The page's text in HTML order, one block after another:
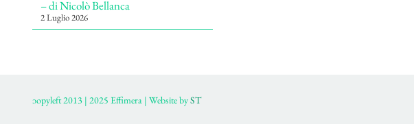
– di Nicolò Bellanca
2 Luglio 2026
ɔopyleft 2013 | 2025 Effimera | Website byST